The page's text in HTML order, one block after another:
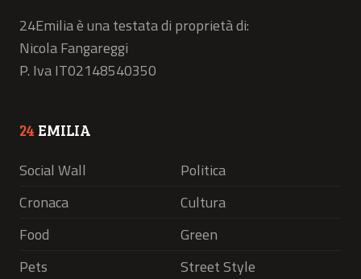
24Emilia è una testata di proprietà di:
Nicola Fangareggi
P. Iva IT02148540350
24 EMILIA
Social Wall
Politica
Cronaca
Cultura
Food
Green
Pets
Street Style